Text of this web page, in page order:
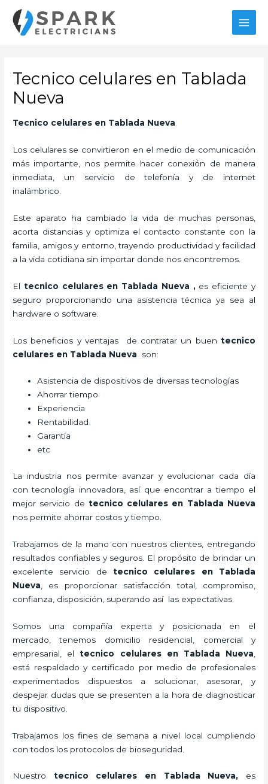
contenido
Tecnico celulares en Tablada
Nueva
Tecnico celulares en Tablada Nueva
Los celulares se convirtieron en el medio de comunicación
más importante, nos permite hacer conexión de manera
inmediata, un servicio de telefonía y de internet
inalámbrico.
Este aparato ha cambiado la vida de muchas personas,
acorta distancias y optimiza el contacto constante con la
familia, amigos y entorno, trayendo productividad y facilidad
a la vida cotidiana sin importar donde nos encontremos.
El tecnico celulares en Tablada Nueva ,es eficiente y
seguro proporcionando una asistencia técnica ya sea al
hardware o software.
Los beneficios y ventajas de contratar un buen tecnico
celulares en Tablada Nueva
son:
Asistencia de dispositivos de diversas tecnologías
Ahorrar tiempo
Experiencia
Rentabilidad
Garantía
etc
La industria nos permite avanzar y evolucionar cada día
con tecnología innovadora, así que encontrar a tiempo el
mejor servicio de tecnico celulares en Tablada Nueva
nos permite ahorrar costos y tiempo.
Trabajamos de la mano con nuestros clientes, entregando
resultados confiables y seguros. El propósito de brindar un
excelente servicio de tecnico celulares en Tablada
Nueva , es proporcionar satisfacción total, compromiso,
confianza, disposición, superando así las expectativas.
Somos una compañía experta y posicionada en el
mercado, tenemos domicilio residencial, comercial y
empresarial, eltecnico celulares en Tablada Nueva
está respaldado y certificado por medio de profesionales
experimentados dispuestos a solucionar, asesorar, y
despejar dudas que se presenten a la hora de diagnosticar
tu dispositivo.
Trabajamos los fines de semana a nivel local cumpliendo
con todos los protocolos de bioseguridad.
Nuestro tecnico celulares en Tablada Nueva, es